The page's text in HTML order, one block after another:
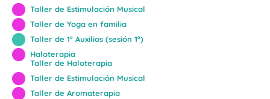
Taller de Estimulación Musical
Taller de Yoga en familia
Taller de 1º Auxilios (sesión 1ª)
Haloterapia
Taller de Haloterapia
Taller de Estimulación Musical
Taller de Aromaterapia